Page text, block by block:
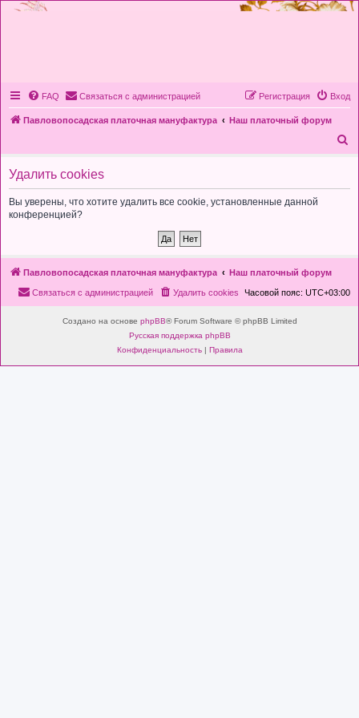
FAQ Связаться с администрацией Вход
Регистрация
Павловопосадская платочная мануфактура
Наш платочный форум
Удалить cookies
Вы уверены, что хотите удалить все cookie, установленные данной
конференцией?
Павловопосадская платочная мануфактура Наш платочный форум
Часовой пояс: UTC+03:00
Удалить cookies
Связаться с администрацией
Создано на основе phpBB® Forum Software © phpBB Limited
Русская поддержка phpBB
Конфиденциальность| Правила